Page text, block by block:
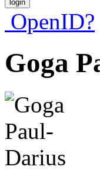
OpenID?
Goga